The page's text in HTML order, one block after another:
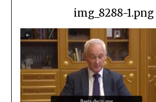
img_8288-1.png